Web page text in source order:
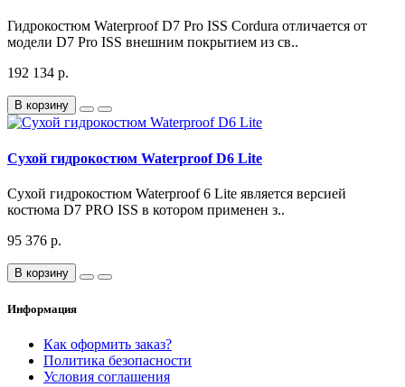
Гидрокостюм Waterproof D7 Pro ISS Cordura отличается от
модели D7 Pro ISS внешним покрытием из св..
192 134 р.
В корзину
Сухой гидрокостюм Waterproof D6 Lite
Сухой гидрокостюм Waterproof 6 Lite является версией
костюма D7 PRO ISS в котором применен з..
95 376 р.
В корзину
Информация
Как оформить заказ?
Политика безопасности
Условия соглашения